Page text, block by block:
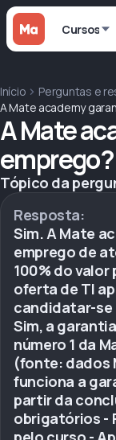
Cursos
Início Perguntas e
A Mate academy
A Mate
emprego?
Tópico da
Resposta:
Sim. A Mate
emprego de
100% do
oferta de TI
candidatar-
Sim, a
número 1 da
(fonte: dados
funciona a
partir da
obrigatórios -